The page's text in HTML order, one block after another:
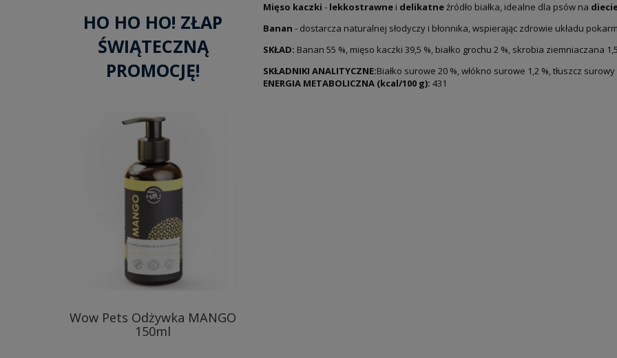
HO HO HO! ZŁAP
ŚWIĄTECZNĄ
PROMOCJĘ!
Wow Pets Odżywka MANGO
150ml
Mięso kaczki - lekkostrawne i delikatneźródło białka, idealne dla psów na
Banan - dostarcza naturalnej słodyczy i błonnika, wspierając zdrowie układu
SKŁAD: Banan 55 %, mięso kaczki 39,5 %, białko grochu 2 %, skrobia ziemniaczana
SKŁADNIKI ANALITYCZNE:Białko surowe 20 %, włókno surowe 1,2 %, tłuszcz
ENERGIA METABOLICZNA (kcal/100 g): 431